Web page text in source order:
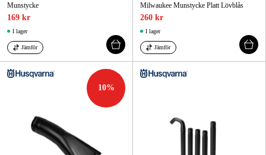
Munstycke
169 kr
I lager
Jämför
Milwaukee Munstycke Platt Lövblås
260 kr
I lager
Jämför
10%